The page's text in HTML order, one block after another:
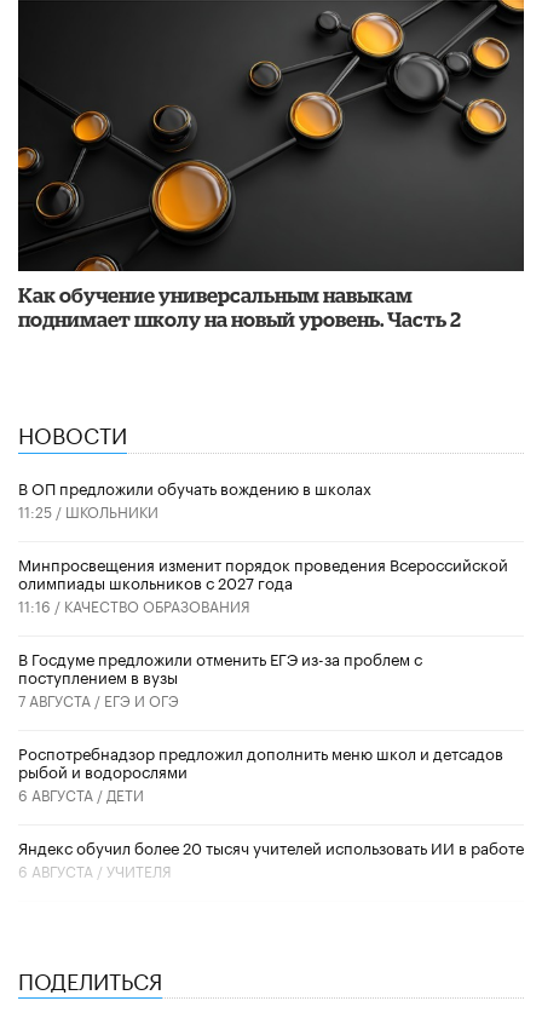
​Как обучение универсальным навыкам
поднимает школу на новый уровень. Часть 2
НОВОСТИ
В ОП предложили обучать вождению в школах
11:25 / ШКОЛЬНИКИ
Минпросвещения изменит порядок проведения Всероссийской
олимпиады школьников с 2027 года
11:16 / КАЧЕСТВО ОБРАЗОВАНИЯ
В Госдуме предложили отменить ЕГЭ из-за проблем с
поступлением в вузы
7 АВГУСТА / ЕГЭ И ОГЭ
Роспотребнадзор предложил дополнить меню школ и детсадов
рыбой и водорослями
6 АВГУСТА / ДЕТИ
​Яндекс обучил более 20 тысяч учителей использовать ИИ в работе
6 АВГУСТА /УЧИТЕЛЯ
ПОДЕЛИТЬСЯ